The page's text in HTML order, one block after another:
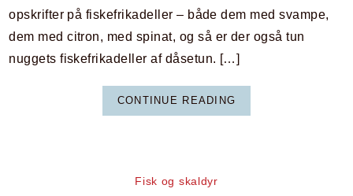
opskrifter på fiskefrikadeller – både dem med svampe,
dem med citron, med spinat, og så er der også tun
nuggets fiskefrikadeller af dåsetun. […]
CONTINUE READING
Fisk og skaldyr